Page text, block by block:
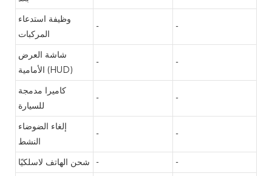
وظيفة استدعاء
المركبات
- -
شاشة العرض
الأمامية (HUD)
- -
كاميرا مدمجة
للسيارة
- -
إلغاء الضوضاء
النشط
- -
شحن الهاتف لاسلكيًا -
-